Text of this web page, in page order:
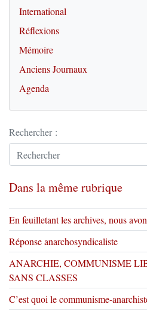
International
Réflexions
Mémoire
Anciens Journaux
Agenda
Rechercher :
Dans la même rubrique
En feuilletant les archives, nous
Réponse anarchosyndicaliste
ANARCHIE, COMMUNISME
SANS CLASSES
C’est quoi le communisme-